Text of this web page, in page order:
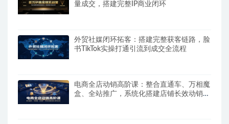
量成交，搭建完整IP商业闭环
外贸社媒闭环拓客：搭建完整获客链路，脸
书TikTok实操打通引流到成交全流程
电商全店动销高阶课：整合直通车、万相魔
盒、全站推广，系统化搭建店铺长效动销方